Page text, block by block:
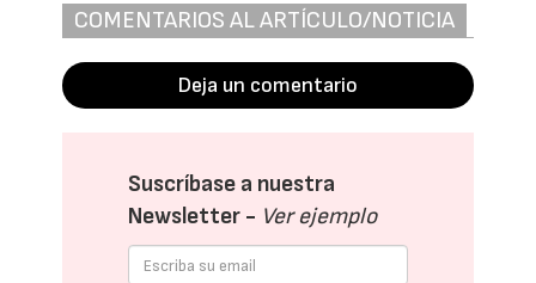
COMENTARIOS AL ARTÍCULO/NOTICIA
Deja un comentario
Suscríbase a nuestra
Newsletter - Ver ejemplo